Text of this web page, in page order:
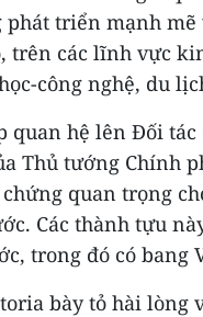
triển mạnh
trên các lĩnh vực
công nghệ, du
quan hệ lên Đối
Thủ tướng Chính
quan trọng
Các thành tựu
trong đó có bang
bày tỏ hài lòng